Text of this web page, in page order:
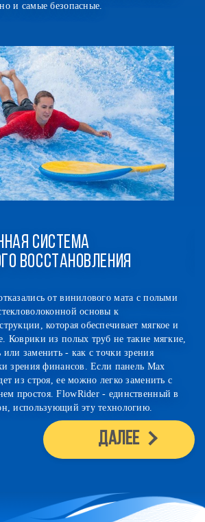
и самые безопасные.
мата с полыми
к
мягкое и
не такие мягкие,
точки зрения
Если панель Max
легко заменить с
- единственный в
технологию.
катания
Самые передовые
для катания, т.к.
более безопасными,
ощущений. Гости
Далее